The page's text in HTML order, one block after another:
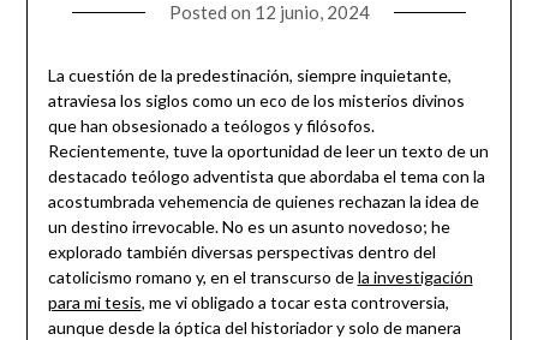
Posted on 12 junio, 2024
La cuestión de la predestinación, siempre inquietante,
atraviesa los siglos como un eco de los misterios divinos
que han obsesionado a teólogos y filósofos.
Recientemente, tuve la oportunidad de leer un texto de un
destacado teólogo adventista que abordaba el tema con la
acostumbrada vehemencia de quienes rechazan la idea de
un destino irrevocable. No es un asunto novedoso; he
explorado también diversas perspectivas dentro del
catolicismo romano y, en el transcurso dela investigación
para mi tesis, me vi obligado a tocar esta controversia,
aunque desde la óptica del historiador y solo de manera